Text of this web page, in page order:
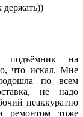
держать))
подъёмник на
что искал. Мне
по всем
не надо
неаккуратно
ремонтом тоже